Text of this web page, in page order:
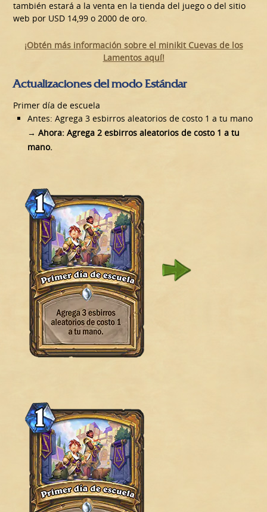
también estará a la venta en la tienda del juego o del sitio
web por USD 14,99 o 2000 de oro.
¡Obtén más información sobre el minikit Cuevas de los
Lamentos aquí!
Actualizaciones del modo Estándar
Primer día de escuela
Antes: Agrega 3 esbirros aleatorios de costo 1 a tu mano
→Ahora: Agrega 2 esbirros aleatorios de costo 1 a tu
mano.